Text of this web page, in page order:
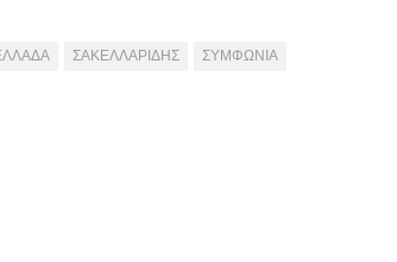
ΣΑΚΕΛΛΑΡΙΔΗΣ ΣΥΜΦΩΝΙΑ